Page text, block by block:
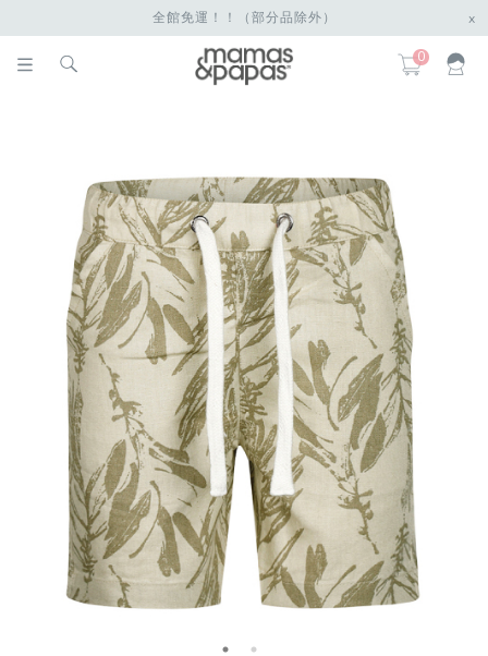
全館免運！！（部分品除外） x
0